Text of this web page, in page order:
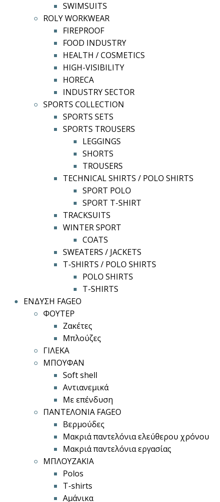
SWIMSUITS
ROLY WORKWEAR
FIREPROOF
FOOD INDUSTRY
HEALTH / COSMETICS
HIGH-VISIBILITY
HORECA
INDUSTRY SECTOR
SPORTS COLLECTION
SPORTS SETS
SPORTS TROUSERS
LEGGINGS
SHORTS
TROUSERS
TECHNICAL SHIRTS / POLO SHIRTS
SPORT POLO
SPORT T-SHIRT
TRACKSUITS
WINTER SPORT
COATS
SWEATERS / JACKETS
T-SHIRTS / POLO SHIRTS
POLO SHIRTS
T-SHIRTS
ΕΝΔΥΣΗ FAGEO
ΦΟΥΤΕΡ
Ζακέτες
Μπλούζες
ΓΙΛΕΚΑ
ΜΠΟΥΦΑΝ
Soft shell
Αντιανεμικά
Με επένδυση
ΠΑΝΤΕΛΟΝΙΑ FAGEO
Βερμούδες
Μακριά παντελόνια ελεύθερου χρόνου
Μακριά παντελόνια εργασίας
ΜΠΛΟΥΖΑΚΙΑ
Polos
T-shirts
Αμάνικα